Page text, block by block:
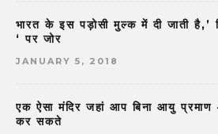
भारत के इस पड़ोसी मुल्क में दी जाती
‘ पर जोर
JANUARY 5, 2018
एक ऐसा मंदिर जहां आप बिना आयु
कर सकते